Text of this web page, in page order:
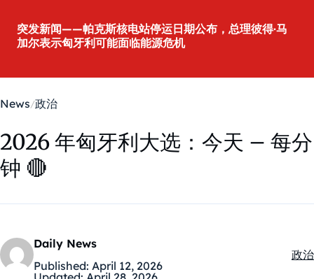
突发新闻——帕克斯核电站停运日期公布，总理彼得·马
加尔表示匈牙利可能面临能源危机
News 政治
2026 年匈牙利大选：今天 – 每分
钟 🔴
Daily News
Published: April 12, 2026
政治